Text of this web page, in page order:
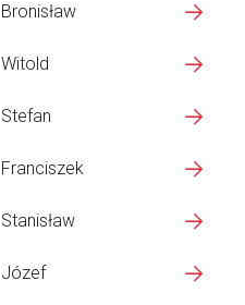
Bronisław
Witold
Stefan
Franciszek
Stanisław
Józef